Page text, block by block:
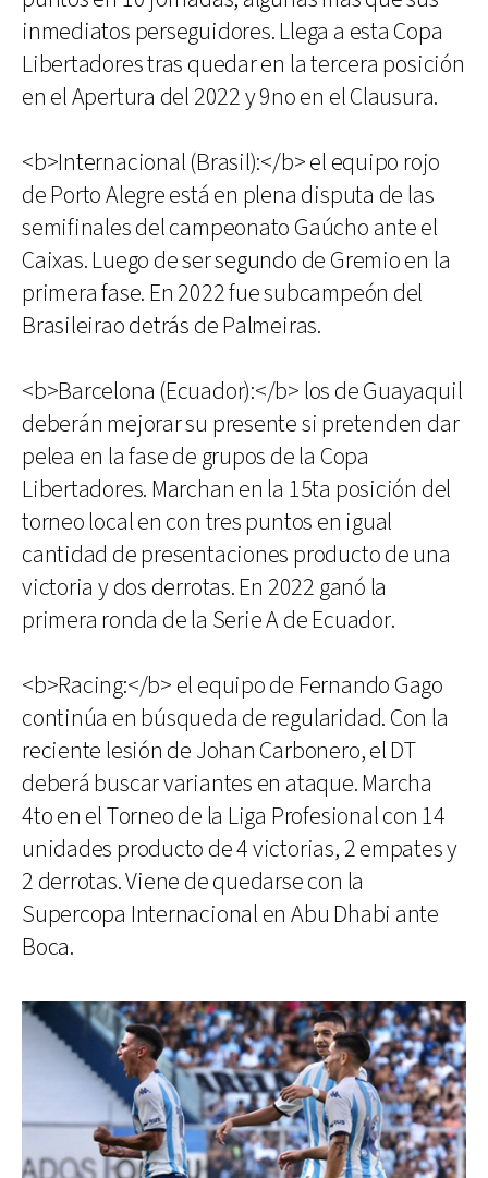
inmediatos perseguidores. Llega a esta Copa
Libertadores tras quedar en la tercera posición
en el Apertura del 2022 y 9no en el Clausura.
<b>Internacional (Brasil):</b> el equipo rojo
de Porto Alegre está en plena disputa de las
semifinales del campeonato Gaúcho ante el
Caixas. Luego de ser segundo de Gremio en la
primera fase. En 2022 fue subcampeón del
Brasileirao detrás de Palmeiras.
<b>Barcelona (Ecuador):</b> los de Guayaquil
deberán mejorar su presente si pretenden dar
pelea en la fase de grupos de la Copa
Libertadores. Marchan en la 15ta posición del
torneo local en con tres puntos en igual
cantidad de presentaciones producto de una
victoria y dos derrotas. En 2022 ganó la
primera ronda de la Serie A de Ecuador.
<b>Racing:</b> el equipo de Fernando Gago
continúa en búsqueda de regularidad. Con la
reciente lesión de Johan Carbonero, el DT
deberá buscar variantes en ataque. Marcha
4to en el Torneo de la Liga Profesional con 14
unidades producto de 4 victorias, 2 empates y
2 derrotas. Viene de quedarse con la
Supercopa Internacional en Abu Dhabi ante
Boca.